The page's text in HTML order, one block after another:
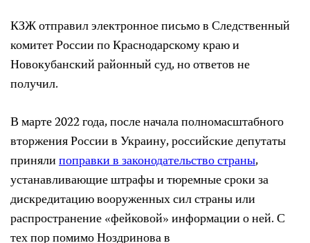
КЗЖ отправил электронное письмо в Следственный
комитет России по Краснодарскому краю и
Новокубанский районный суд, но ответов не
получил.
В марте 2022 года, после начала полномасштабного
вторжения России в Украину, российские депутаты
принялипоправки в законодательство страны,
устанавливающие штрафы и тюремные сроки за
дискредитацию вооруженных сил страны или
распространение «фейковой» информации о ней. С
тех пор помимо Ноздринова в